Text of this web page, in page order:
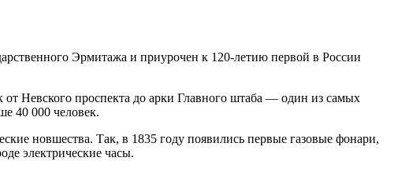
Эрмитажа и приурочен к 120-летию первой в России
Невского проспекта до арки Главного штаба — один из самых
40 000 человек.
новшества. Так, в 1835 году появились первые газовые фонари,
электрические часы.